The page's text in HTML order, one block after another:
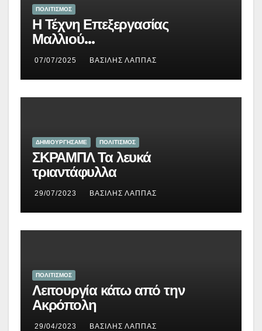
ΠΟΛΙΤΙΣΜΟΣ
Η Τέχνη Επεξεργασίας
Μαλλιού…
07/07/2025 ΒΑΣΊΛΗΣ ΛΆΠΠΑΣ
ΔΗΜΙΟΥΡΓΉΣΑΜΕ ΠΟΛΙΤΙΣΜΟΣ
ΣΚΡΑΜΠΛ Τα λευκά
τριαντάφυλλα
29/07/2023 ΒΑΣΊΛΗΣ ΛΆΠΠΑΣ
ΠΟΛΙΤΙΣΜΟΣ
Λειτουργία κάτω από την
Ακρόπολη
29/04/2023 ΒΑΣΊΛΗΣ ΛΆΠΠΑΣ